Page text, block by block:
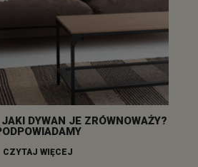
DYWAN JE ZRÓWNOWAŻY?
CZYTAJ WIĘCEJ